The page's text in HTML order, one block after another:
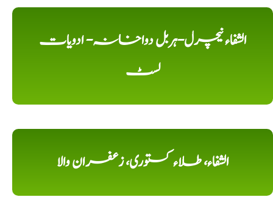
الشفاء نیچرل-ہربل دواخانہ- ادویات
لسٹ
الشفاء، طلاء کستوری، زعفران والا